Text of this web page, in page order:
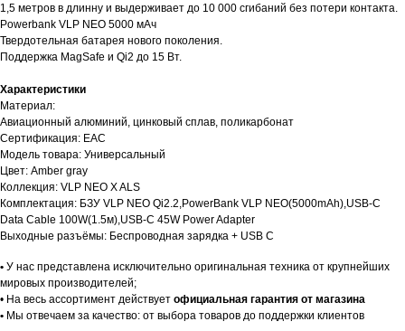
1,5 метров в длинну и выдерживает до 10 000 сгибаний без потери контакта.
Powerbank VLP NEO 5000 мАч
Твердотельная батарея нового поколения.
Поддержка MagSafe и Qi2 до 15 Вт.
Характеристики
Материал:
Авиационный алюминий, цинковый сплав, поликарбонат
Сертификация: ЕАС
Модель товара: Универсальный
Цвет: Amber gray
Коллекция: VLP NEO X ALS
Комплектация: БЗУ VLP NEO Qi2.2,PowerBank VLP NEO(5000mAh),USB-C
Data Cable 100W(1.5м),USB-C 45W Power Adapter
Выходные разъёмы: Беспроводная зарядка + USB C
• У нас представлена исключительно оригинальная техника от крупнейших
мировых производителей;
• На весь ассортимент действует официальная гарантия от магазина
• Мы отвечаем за качество: от выбора товаров до поддержки клиентов